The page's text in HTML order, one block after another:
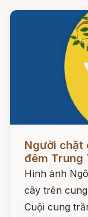
Người chặt
đêm Trung
Hình ảnh
cây trên
Cuội cung